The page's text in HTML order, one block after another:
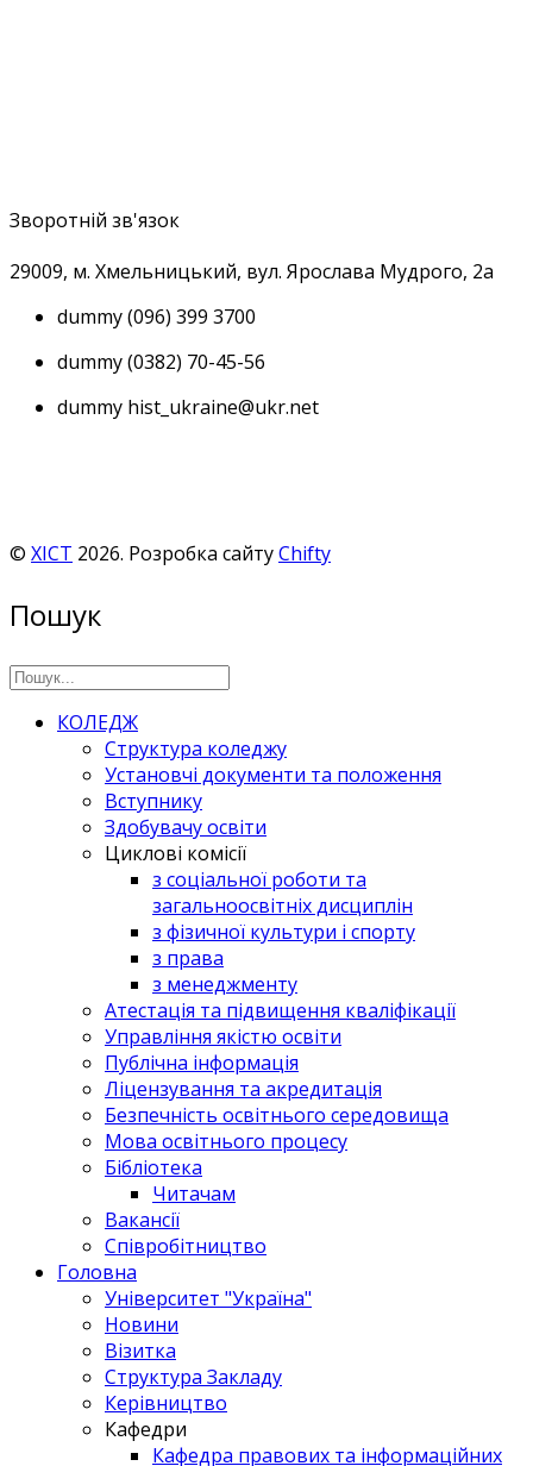
Зворотній зв'язок
29009, м. Хмельницький, вул. Ярослава Мудрого, 2а
dummy(096) 399 3700
dummy(0382) 70-45-56
dummy hist_ukraine@ukr.net
© ХІСТ 2026. Розробка сайтуChifty
Пошук
КОЛЕДЖ
Структура коледжу
Установчі документи та положення
Вступнику
Здобувачу освіти
Циклові комісії
з соціальної роботи та
загальноосвітніх дисциплін
з фізичної культури і спорту
з права
з менеджменту
Атестація та підвищення кваліфікації
Управління якістю освіти
Публічна інформація
Ліцензування та акредитація
Безпечність освітнього середовища
Мова освітнього процесу
Бібліотека
Читачам
Вакансії
Співробітництво
Головна
Університет "Україна"
Новини
Візитка
Структура Закладу
Керівництво
Кафедри
Кафедра правових та інформаційних